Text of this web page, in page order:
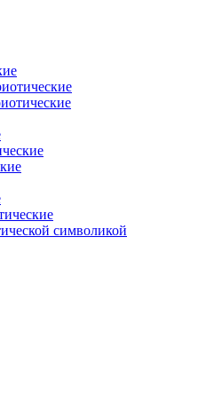
символикой